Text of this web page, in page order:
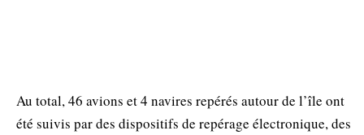
Au total, 46 avions et 4 navires repérés autour de l’île ont
été suivis par des dispositifs de repérage électronique, des